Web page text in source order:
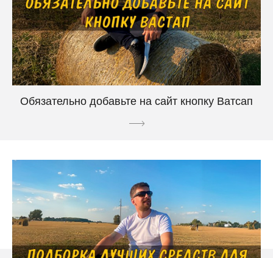
Обязательно добавьте на сайт кнопку Ватсап